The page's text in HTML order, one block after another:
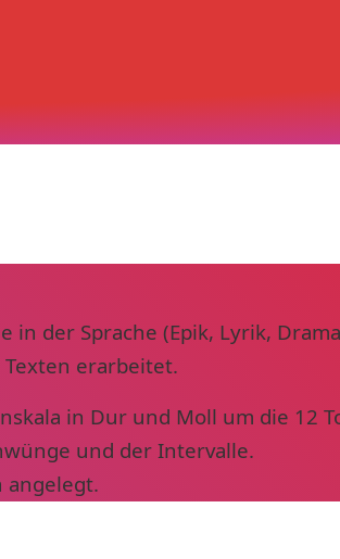
in der Sprache (Epik, Lyrik,
erarbeitet.
in Dur und Moll um die 12
und der Intervalle.
angelegt.